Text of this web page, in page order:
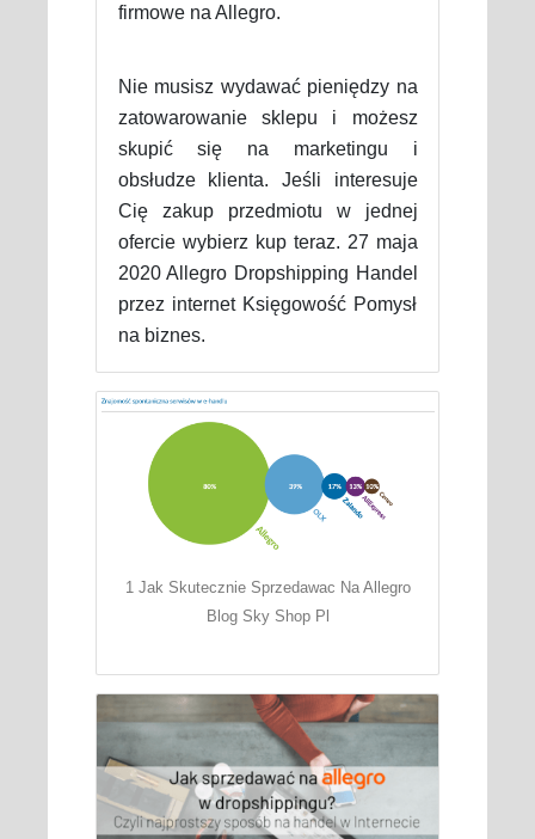
firmowe na Allegro.
Nie musisz wydawać pieniędzy na
zatowarowanie sklepu i możesz
skupić się na marketingu i
obsłudze klienta. Jeśli interesuje
Cię zakup przedmiotu w jednej
ofercie wybierz kup teraz. 27 maja
2020 Allegro Dropshipping Handel
przez internet Księgowość Pomysł
na biznes.
1 Jak Skutecznie Sprzedawac Na Allegro
Blog Sky Shop Pl